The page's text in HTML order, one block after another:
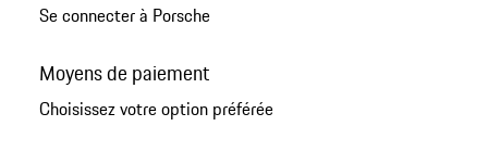
Se connecter à Porsche
Moyens de paiement
Choisissez votre option préférée